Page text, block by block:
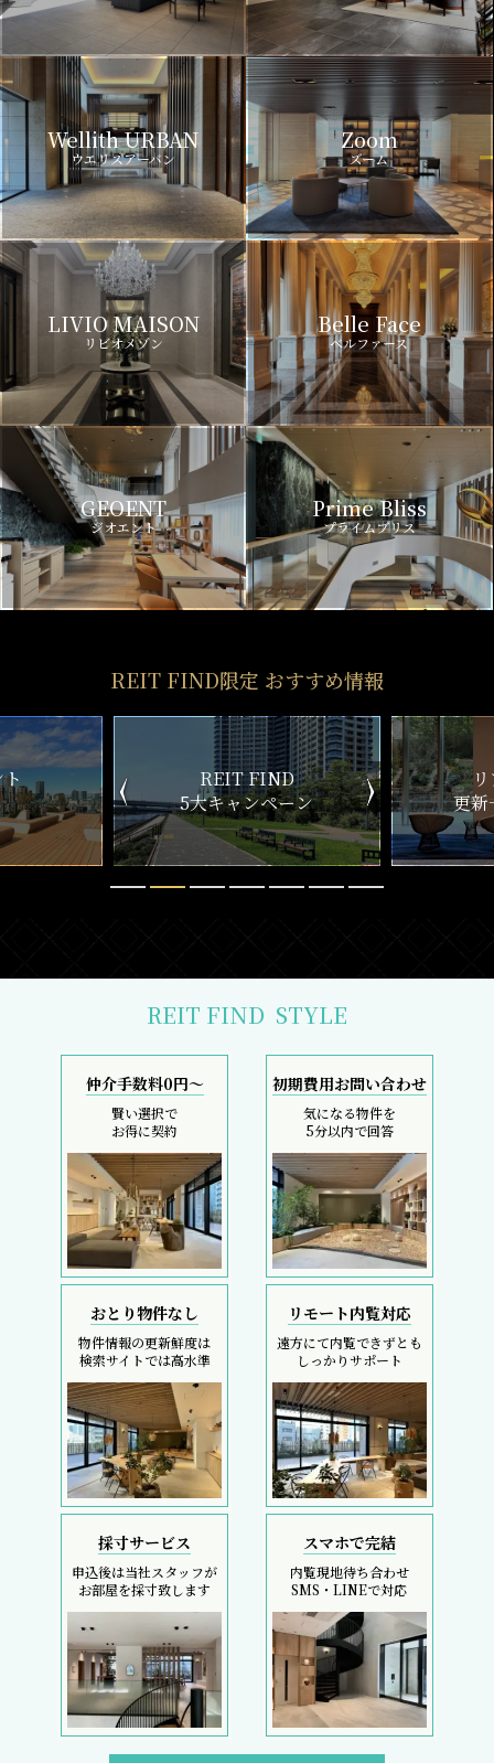
Wellith URBAN
ウエリスアーバン
Zoom
ズーム
LIVIO MAISON
リビオメゾン
Belle Face
ベルファース
GEOENT
ジオエント
Prime Bliss
プライムブリス
REIT FIND限定 おすすめ情報
ン
リアルタイム
更新一覧チェック
新
REIT FIND STYLE
仲介手数料0円～
賢い選択で
お得に契約
初期費用お問い合わせ
気になる物件を
5分以内で回答
おとり物件なし
物件情報の更新鮮度は
検索サイトでは高水準
リモート内覧対応
遠方にて内覧できずとも
しっかりサポート
採寸サービス
申込後は当社スタッフが
お部屋を採寸致します
スマホで完結
内覧現地待ち合わせ
SMS・LINEで対応